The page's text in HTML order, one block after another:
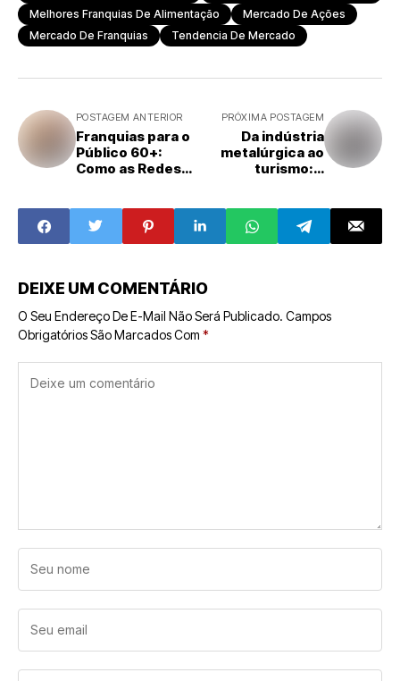
Melhores Franquias De Alimentação
Mercado De Ações
Mercado De Franquias
Tendencia De Mercado
POSTAGEM ANTERIOR
Franquias para o
Público 60+:
Como as Redes
Envelhecimento
da População
PRÓXIMA POSTAGEM
Da indústria
metalúrgica ao
turismo: a
primeiro
franqueado da TZ
Viagens
DEIXE UM COMENTÁRIO
O Seu Endereço De E-Mail Não Será Publicado. Campos
Obrigatórios São Marcados Com *